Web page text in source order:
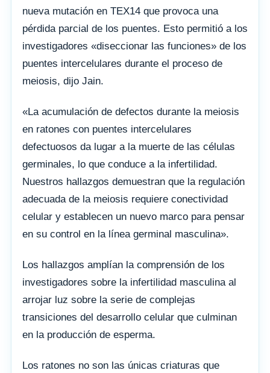
nueva mutación en TEX14 que provoca una
pérdida parcial de los puentes. Esto permitió a los
investigadores «diseccionar las funciones» de los
puentes intercelulares durante el proceso de
meiosis, dijo Jain.
«La acumulación de defectos durante la meiosis
en ratones con puentes intercelulares
defectuosos da lugar a la muerte de las células
germinales, lo que conduce a la infertilidad.
Nuestros hallazgos demuestran que la regulación
adecuada de la meiosis requiere conectividad
celular y establecen un nuevo marco para pensar
en su control en la línea germinal masculina».
Los hallazgos amplían la comprensión de los
investigadores sobre la infertilidad masculina al
arrojar luz sobre la serie de complejas
transiciones del desarrollo celular que culminan
en la producción de esperma.
Los ratones no son las únicas criaturas que